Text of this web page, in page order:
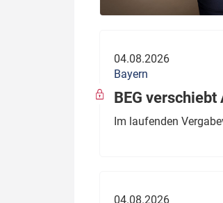
04.08.2026
Bayern
BEG
Im laufenden
04.08.2026